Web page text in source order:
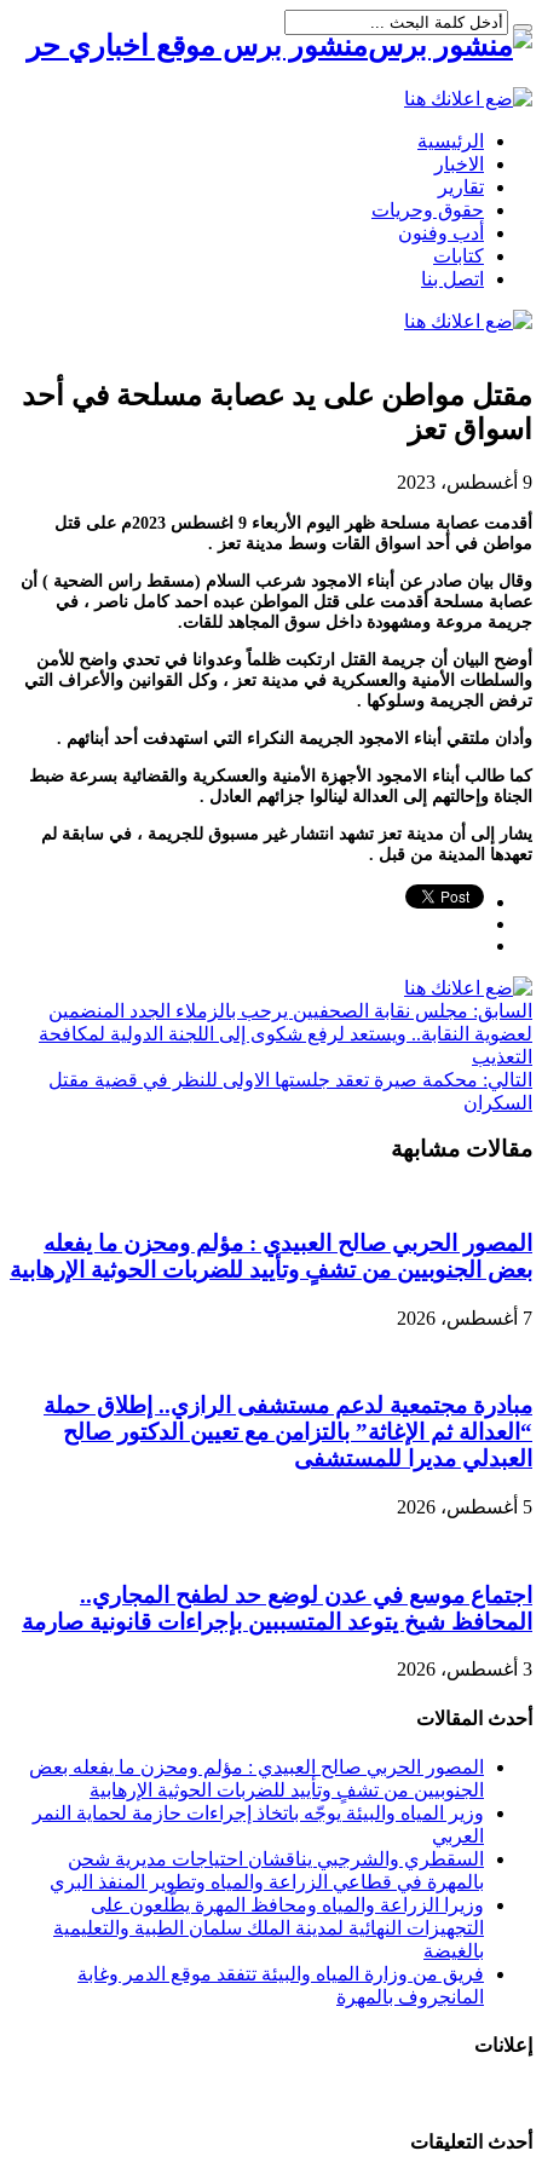
منشور برس موقع اخباري حر
الرئيسية
الاخبار
تقارير
حقوق وحريات
أدب وفنون
كتابات
اتصل بنا
مقتل مواطن على يد عصابة مسلحة في أحد
اسواق تعز
9 أغسطس، 2023
أقدمت عصابة مسلحة ظهر اليوم الأربعاء 9 اغسطس 2023م على قتل
مواطن في أحد اسواق القات وسط مدينة تعز .
وقال بيان صادر عن أبناء الامجود شرعب السلام (مسقط راس الضحية ) أن
عصابة مسلحة أقدمت على قتل المواطن عبده احمد كامل ناصر ، في
جريمة مروعة ومشهودة داخل سوق المجاهد للقات.
أوضح البيان أن جريمة القتل ارتكبت ظلماً وعدوانا في تحدي واضح للأمن
والسلطات الأمنية والعسكرية في مدينة تعز ، وكل القوانين والأعراف التي
ترفض الجريمة وسلوكها .
وأدان ملتقي أبناء الامجود الجريمة النكراء التي استهدفت أحد أبنائهم .
كما طالب أبناء الامجود الأجهزة الأمنية والعسكرية والقضائية بسرعة ضبط
الجناة وإحالتهم إلى العدالة لينالوا جزائهم العادل .
يشار إلى أن مدينة تعز تشهد انتشار غير مسبوق للجريمة ، في سابقة لم
تعهدها المدينة من قبل .
السابق: مجلس نقابة الصحفيين يرحب بالزملاء الجدد المنضمين
لعضوية النقابة.. ويستعد لرفع شكوى إلى اللجنة الدولية لمكافحة
التعذيب
التالي: محكمة صيرة تعقد جلستها الاولى للنظر في قضية مقتل
السكران
مقالات مشابهة
المصور الحربي صالح العبيدي : مؤلم ومحزن ما يفعله
بعض الجنوبيين من تشفٍ وتأييد للضربات الحوثية الإرهابية
7 أغسطس، 2026
مبادرة مجتمعية لدعم مستشفى الرازي.. إطلاق حملة
“العدالة ثم الإغاثة” بالتزامن مع تعيين الدكتور صالح
العبدلي مديرا للمستشفى
5 أغسطس، 2026
اجتماع موسع في عدن لوضع حد لطفح المجاري..
المحافظ شيخ يتوعد المتسببين بإجراءات قانونية صارمة
3 أغسطس، 2026
أحدث المقالات
المصور الحربي صالح العبيدي : مؤلم ومحزن ما يفعله بعض
الجنوبيين من تشفٍ وتأييد للضربات الحوثية الإرهابية
وزير المياه والبيئة يوجّه باتخاذ إجراءات حازمة لحماية النمر
العربي
السقطري والشرجبي يناقشان احتياجات مديرية شحن
بالمهرة في قطاعي الزراعة والمياه وتطوير المنفذ البري
وزيرا الزراعة والمياه ومحافظ المهرة يطّلعون على
التجهيزات النهائية لمدينة الملك سلمان الطبية والتعليمية
بالغيضة
فريق من وزارة المياه والبيئة تتفقد موقع الدمر وغابة
المانجروف بالمهرة
إعلانات
أحدث التعليقات